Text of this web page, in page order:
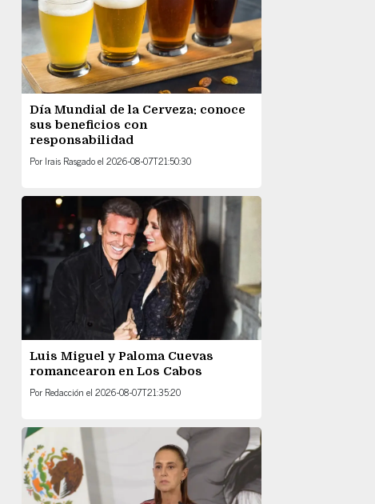
Día Mundial de la Cerveza: conoce
sus beneficios con
responsabilidad
Por Irais Rasgadoel 2026-08-07T21:50:30
Luis Miguel y Paloma Cuevas
romancearon en Los Cabos
Por Redacción el 2026-08-07T21:35:20